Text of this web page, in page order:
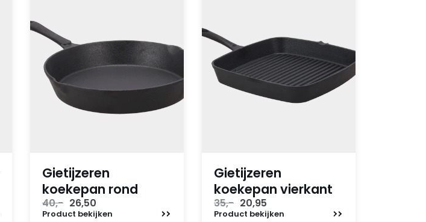
Gietijzeren
koekepan rond
40,- Oorspronkelijke
prijs
26,50
prijs
Product bekijken
Gietijzeren
koekepan vierkant
35,- Oorspronkelijke
prijs
20,95
prijs
Product bekijken